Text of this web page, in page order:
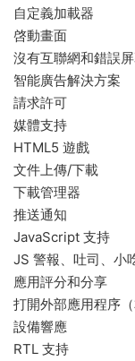
自定義加載器
啓動畫面
沒有互聯網和錯誤
智能廣告解決方案
請求許可
媒體支持
HTML5 遊戲
文件上傳/下載
下載管理器
推送通知
JavaScript 支持
JS 警報、吐司、小
應用評分和分享
打開外部應用程序
設備響應
RTL 支持